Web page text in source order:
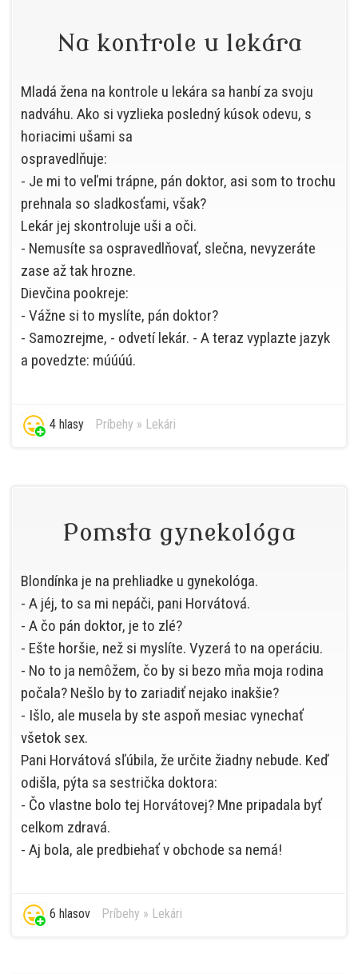
Na kontrole u lekára
Mladá žena na kontrole u lekára sa hanbí za svoju
nadváhu. Ako si vyzlieka posledný kúsok odevu, s
horiacimi ušami sa
ospravedlňuje:
- Je mi to veľmi trápne, pán doktor, asi som to trochu
prehnala so sladkosťami, však?
Lekár jej skontroluje uši a oči.
- Nemusíte sa ospravedlňovať, slečna, nevyzeráte
zase až tak hrozne.
Dievčina pookreje:
- Vážne si to myslíte, pán doktor?
- Samozrejme, - odvetí lekár. - A teraz vyplazte jazyk
a povedzte: múúúú.
4 hlasy Príbehy » Lekári
Pomsta gynekológa
Blondínka je na prehliadke u gynekológa.
- A jéj, to sa mi nepáči, pani Horvátová.
- A čo pán doktor, je to zlé?
- Ešte horšie, než si myslíte. Vyzerá to na operáciu.
- No to ja nemôžem, čo by si bezo mňa moja rodina
počala? Nešlo by to zariadiť nejako inakšie?
- Išlo, ale musela by ste aspoň mesiac vynechať
všetok sex.
Pani Horvátová sľúbila, že určite žiadny nebude. Keď
odišla, pýta sa sestrička doktora:
- Čo vlastne bolo tej Horvátovej? Mne pripadala byť
celkom zdravá.
- Aj bola, ale predbiehať v obchode sa nemá!
6 hlasov Príbehy » Lekári